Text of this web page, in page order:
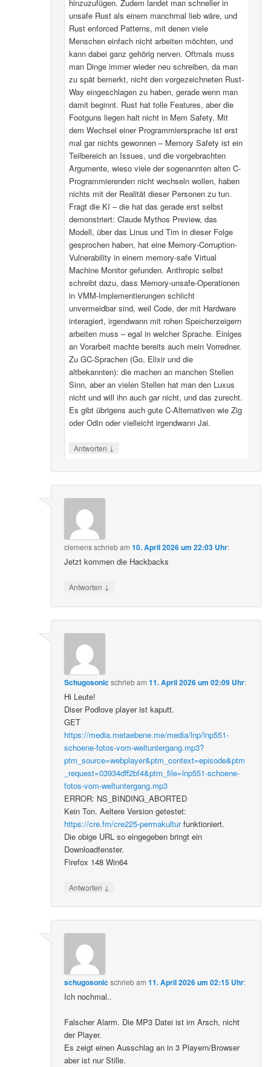
hinzuzufügen. Zudem landet man schneller in
unsafe Rust als einem manchmal lieb wäre, und
Rust enforced Patterns, mit denen viele
Menschen einfach nicht arbeiten möchten, und
kann dabei ganz gehörig nerven. Oftmals muss
man Dinge immer wieder neu schreiben, da man
zu spät bemerkt, nicht den vorgezeichneten Rust-
Way eingeschlagen zu haben, gerade wenn man
damit beginnt. Rust hat tolle Features, aber die
Footguns liegen halt nicht in Mem Safety. Mit
dem Wechsel einer Programmiersprache ist erst
mal gar nichts gewonnen – Memory Safety ist ein
Teilbereich an Issues, und die vorgebrachten
Argumente, wieso viele der sogenannten alten C-
Programmierenden nicht wechseln wollen, haben
nichts mit der Realität dieser Personen zu tun.
Fragt die KI – die hat das gerade erst selbst
demonstriert: Claude Mythos Preview, das
Modell, über das Linus und Tim in dieser Folge
gesprochen haben, hat eine Memory-Corruption-
Vulnerability in einem memory-safe Virtual
Machine Monitor gefunden. Anthropic selbst
schreibt dazu, dass Memory-unsafe-Operationen
in VMM-Implementierungen schlicht
unvermeidbar sind, weil Code, der mit Hardware
interagiert, irgendwann mit rohen Speicherzeigern
arbeiten muss – egal in welcher Sprache. Einiges
an Vorarbeit machte bereits auch mein Vorredner.
Zu GC-Sprachen (Go, Elixir und die
altbekannten): die machen an manchen Stellen
Sinn, aber an vielen Stellen hat man den Luxus
nicht und will ihn auch gar nicht, und das zurecht.
Es gibt übrigens auch gute C-Alternativen wie Zig
oder Odin oder vielleicht irgendwann Jai.
Antworten ↓
clemensschriebam10. April 2026 um 22:03 Uhr:
Jetzt kommen die Hackbacks
Antworten ↓
Schugosonicschriebam11. April 2026 um 02:09 Uhr:
Hi Leute!
Diser Podlove player ist kaputt.
GET
https://media.metaebene.me/media/lnp/lnp551-
schoene-fotos-vom-weltuntergang.mp3?
ptm_source=webplayer&ptm_context=episode&ptm
_request=03934dff2bf4&ptm_file=lnp551-schoene-
fotos-vom-weltuntergang.mp3
ERROR: NS_BINDING_ABORTED
Kein Ton. Aeltere Version getestet:
https://cre.fm/cre225-permakulturfunktioniert.
Die obige URL so eingegeben bringt ein
Downloadfenster.
Firefox 148 Win64
Antworten ↓
schugosonicschriebam11. April 2026 um 02:15 Uhr:
Ich nochmal..
Falscher Alarm. Die MP3 Datei ist im Arsch, nicht
der Player.
Es zeigt einen Ausschlag an in 3 Playern/Browser
aber ist nur Stille.